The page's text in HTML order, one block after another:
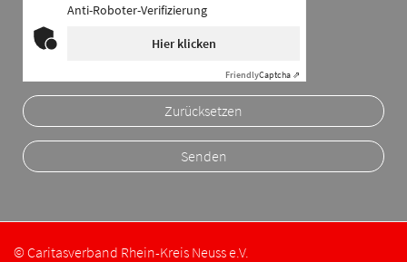
Anti-Roboter-Verifizierung
Hier klicken
FriendlyCaptcha ⇗
Zurücksetzen
© Caritasverband Rhein-Kreis Neuss e.V.